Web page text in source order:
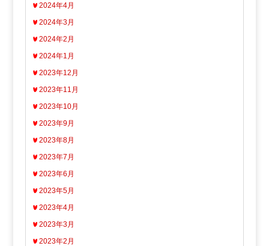
2024年4月
2024年3月
2024年2月
2024年1月
2023年12月
2023年11月
2023年10月
2023年9月
2023年8月
2023年7月
2023年6月
2023年5月
2023年4月
2023年3月
2023年2月